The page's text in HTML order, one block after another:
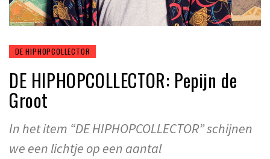
DE HIPHOPCOLLECTOR
DE HIPHOPCOLLECTOR: Pepijn de
Groot
In het item “DE HIPHOPCOLLECTOR” schijnen
we een lichtje op een aantal